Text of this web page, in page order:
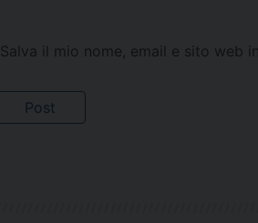
Salva il mio nome, email e sito web